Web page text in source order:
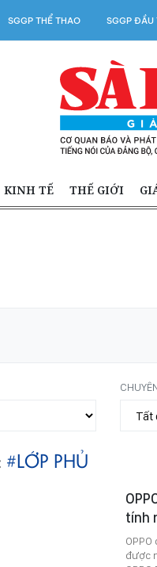
SGGP THỂ THAO SGGP ĐẦU
KINH TẾ THẾ GIỚI
#LỚP PHỦ
tính
được